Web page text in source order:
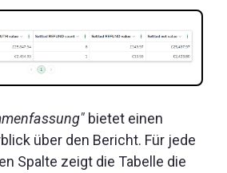
bietet einen
über den Bericht. Für jede
Spalte zeigt die Tabelle die